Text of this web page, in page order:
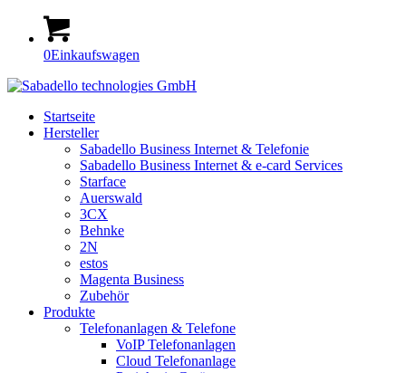
0Einkaufswagen
Startseite
Hersteller
Sabadello Business Internet & Telefonie
Sabadello Business Internet & e-card Services
Starface
Auerswald
3CX
Behnke
2N
estos
Magenta Business
Zubehör
Produkte
Telefonanlagen & Telefone
VoIP Telefonanlagen
Cloud Telefonanlage